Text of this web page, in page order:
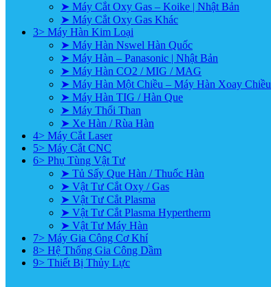
➤ Máy Cắt Oxy Gas – Koike | Nhật Bản
➤ Máy Cắt Oxy Gas Khác
3> Máy Hàn Kim Loại
➤ Máy Hàn Nswel Hàn Quốc
➤ Máy Hàn – Panasonic | Nhật Bản
➤ Máy Hàn CO2 / MIG / MAG
➤ Máy Hàn Một Chiều – Máy Hàn Xoay Chiều
➤ Máy Hàn TIG / Hàn Que
➤ Máy Thổi Than
➤ Xe Hàn / Rùa Hàn
4> Máy Cắt Laser
5> Máy Cắt CNC
6> Phụ Tùng Vật Tư
➤ Tủ Sấy Que Hàn / Thuốc Hàn
➤ Vật Tư Cắt Oxy / Gas
➤ Vật Tư Cắt Plasma
➤ Vật Tư Cắt Plasma Hypertherm
➤ Vật Tư Máy Hàn
7> Máy Gia Công Cơ Khí
8> Hệ Thống Gia Công Dầm
9> Thiết Bị Thủy Lực